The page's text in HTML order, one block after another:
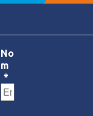
No
m
*